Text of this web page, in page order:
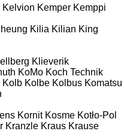
Kelvion Kemper Kemppi
Kilia Kilian King
Klieverik
KoMo Koch Technik
Kolb Kolbe Kolbus Komatsu
Kornit Kosme Kotło-Pol
Kranzle Kraus Krause